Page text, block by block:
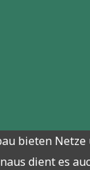
bieten
dient es